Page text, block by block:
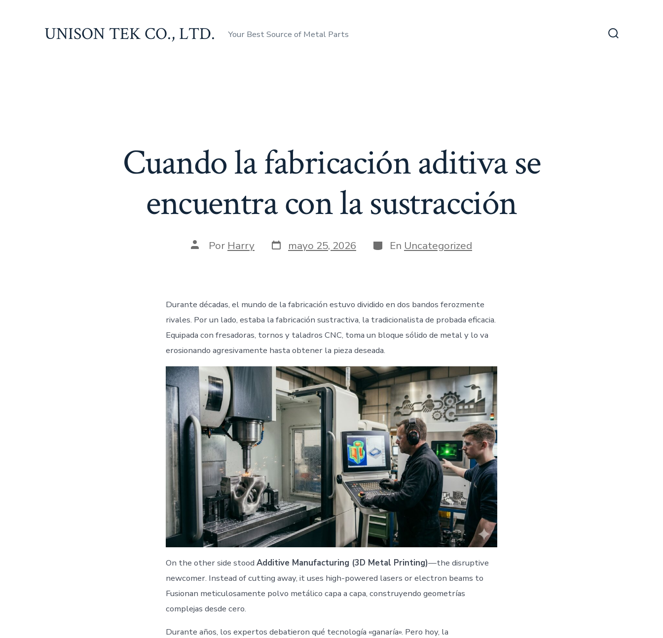
UNISON TEK CO., LTD. Your Best Source of Metal Parts
Cuando la fabricación aditiva se
encuentra con la sustracción
AutorPor Harry Fecha
de
mayo 25, 2026 Categorías
En Uncategorized
Durante décadas, el mundo de la fabricación estuvo dividido en dos bandos ferozmente
rivales. Por un lado, estaba la fabricación sustractiva, la tradicionalista de probada eficacia.
Equipada con fresadoras, tornos y taladros CNC, toma un bloque sólido de metal y lo va
erosionando agresivamente hasta obtener la pieza deseada.
On the other side stood Additive Manufacturing (3D Metal Printing)—the disruptive
newcomer. Instead of cutting away, it uses high-powered lasers or electron beams to
Fusionan meticulosamente polvo metálico capa a capa, construyendo geometrías
complejas desde cero.
Durante años, los expertos debatieron qué tecnología «ganaría». Pero hoy, la